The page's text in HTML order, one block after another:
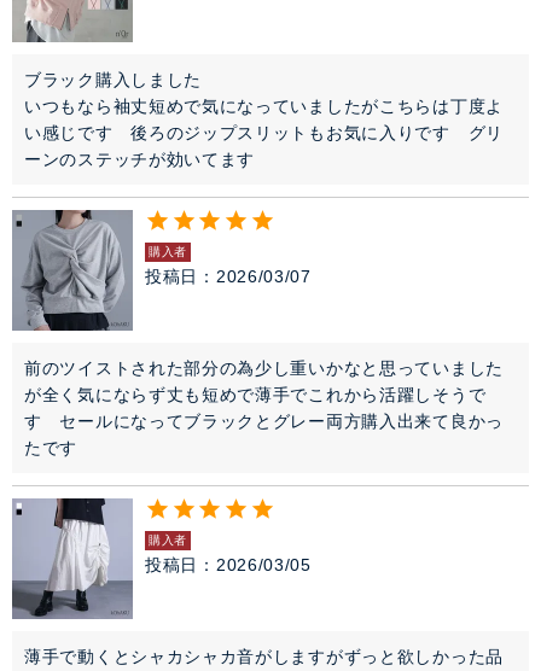
ブラック購入しました
いつもなら袖丈短めで気になっていましたがこちらは丁度よ
い感じです　後ろのジップスリットもお気に入りです　グリ
ーンのステッチが効いてます
購入者
投稿日 2026/03/07
前のツイストされた部分の為少し重いかなと思っていました
が全く気にならず丈も短めで薄手でこれから活躍しそうで
す　セールになってブラックとグレー両方購入出来て良かっ
たです
購入者
投稿日 2026/03/05
薄手で動くとシャカシャカ音がしますがずっと欲しかった品